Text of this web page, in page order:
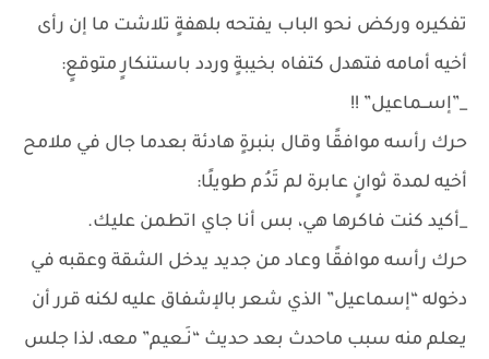
تفكيره وركض نحو الباب يفتحه بلهفةٍ تلاشت ما إن رأى
أخيه أمامه فتهدل كتفاه بخيبةٍ وردد باستنكارٍ متوقعٍ:
_”إســماعيل” !!
حرك رأسه موافقًا وقال بنبرةٍ هادئة بعدما جال في ملامح
أخيه لمدة ثوانٍ عابرة لم تَدُم طويلًا:
_أكيد كنت فاكرها هي، بس أنا جاي اتطمن عليك.
حرك رأسه موافقًا وعاد من جديد يدخل الشقة وعقبه في
دخوله “إسماعيل” الذي شعر بالإشفاق عليه لكنه قرر أن
يعلم منه سبب ماحدث بعد حديث “نَـعيم” معه، لذا جلس